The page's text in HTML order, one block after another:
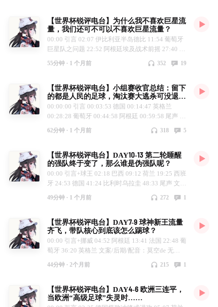
【世界杯锐评电台】为什么我不喜欢巨星流
量，我们还可不可以不喜欢巨星流量？
00:00 引言 02:07 伊比利亚半岛德比 11:54 葡萄牙
巨星队之问题 22:52 阿根廷埃及战术前摇 27:40 阿
应 文案/后期/配音：莫空de 无BGM~
55分钟 · 1 个月前 352 19
【世界杯锐评电台】小组赛收官总结：留下
的都是人民的足球，淘汰赛大逃杀可没退路
了！
00:00:00 引言 00:03:53 德国 00:14:47 英格兰
00:28:28 葡萄牙 00:44:58 阿根廷 00:59:58 尾声 文
62分钟 · 1 个月前 318 5
【世界杯锐评电台】DAY10-13 第二轮睡醒
的强队终于变了，那么谁是伪强队呢？
00:00 引言+球王 02:18 巴西 09:12 荷兰 19:25 西班
牙 24:53 德国 41:24 比利时乌拉圭 48:33 尾声 文
49分钟 · 1 个月前 272 1
【世界杯锐评电台】DAY7-9 球神新王流量
齐飞，带队核心到底该怎么踢球？
00:00 引言+挪威 04:52 阿根廷 13:41 法国 22:48 葡
萄牙 36:20 英格兰 文案/后期/配音：莫空de 无
44分钟 · 2个月前 215 1
【世界杯锐评电台】DAY4-6 欧洲三连平，
当欧洲“高级足球”失灵时……